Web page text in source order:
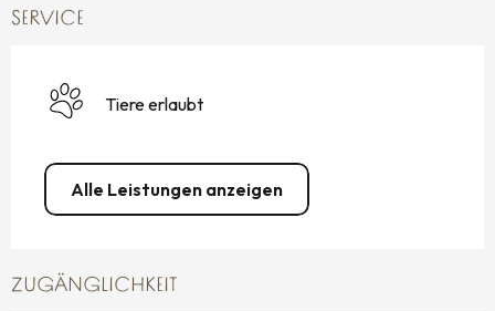
SERVICE
Tiere erlaubt
Alle Leistungen anzeigen
ZUGÄNGLICHKEIT